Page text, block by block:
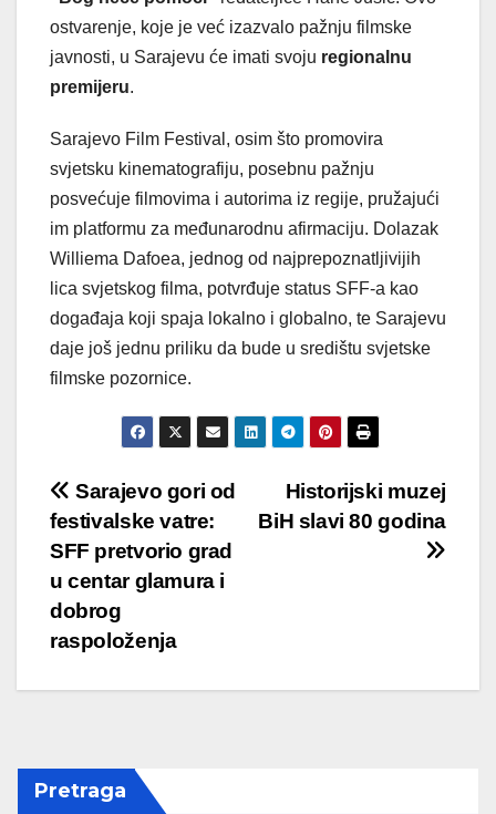
ostvarenje, koje je već izazvalo pažnju filmske
javnosti, u Sarajevu će imati svoju regionalnu
premijeru.
Sarajevo Film Festival, osim što promovira
svjetsku kinematografiju, posebnu pažnju
posvećuje filmovima i autorima iz regije, pružajući
im platformu za međunarodnu afirmaciju. Dolazak
Williema Dafoea, jednog od najprepoznatljivijih
lica svjetskog filma, potvrđuje status SFF-a kao
događaja koji spaja lokalno i globalno, te Sarajevu
daje još jednu priliku da bude u središtu svjetske
filmske pozornice.
Post
navigation
Historijski muzej
BiH slavi 80 godina
Sarajevo gori od
festivalske vatre:
SFF pretvorio grad
u centar glamura i
dobrog
raspoloženja
Pretraga